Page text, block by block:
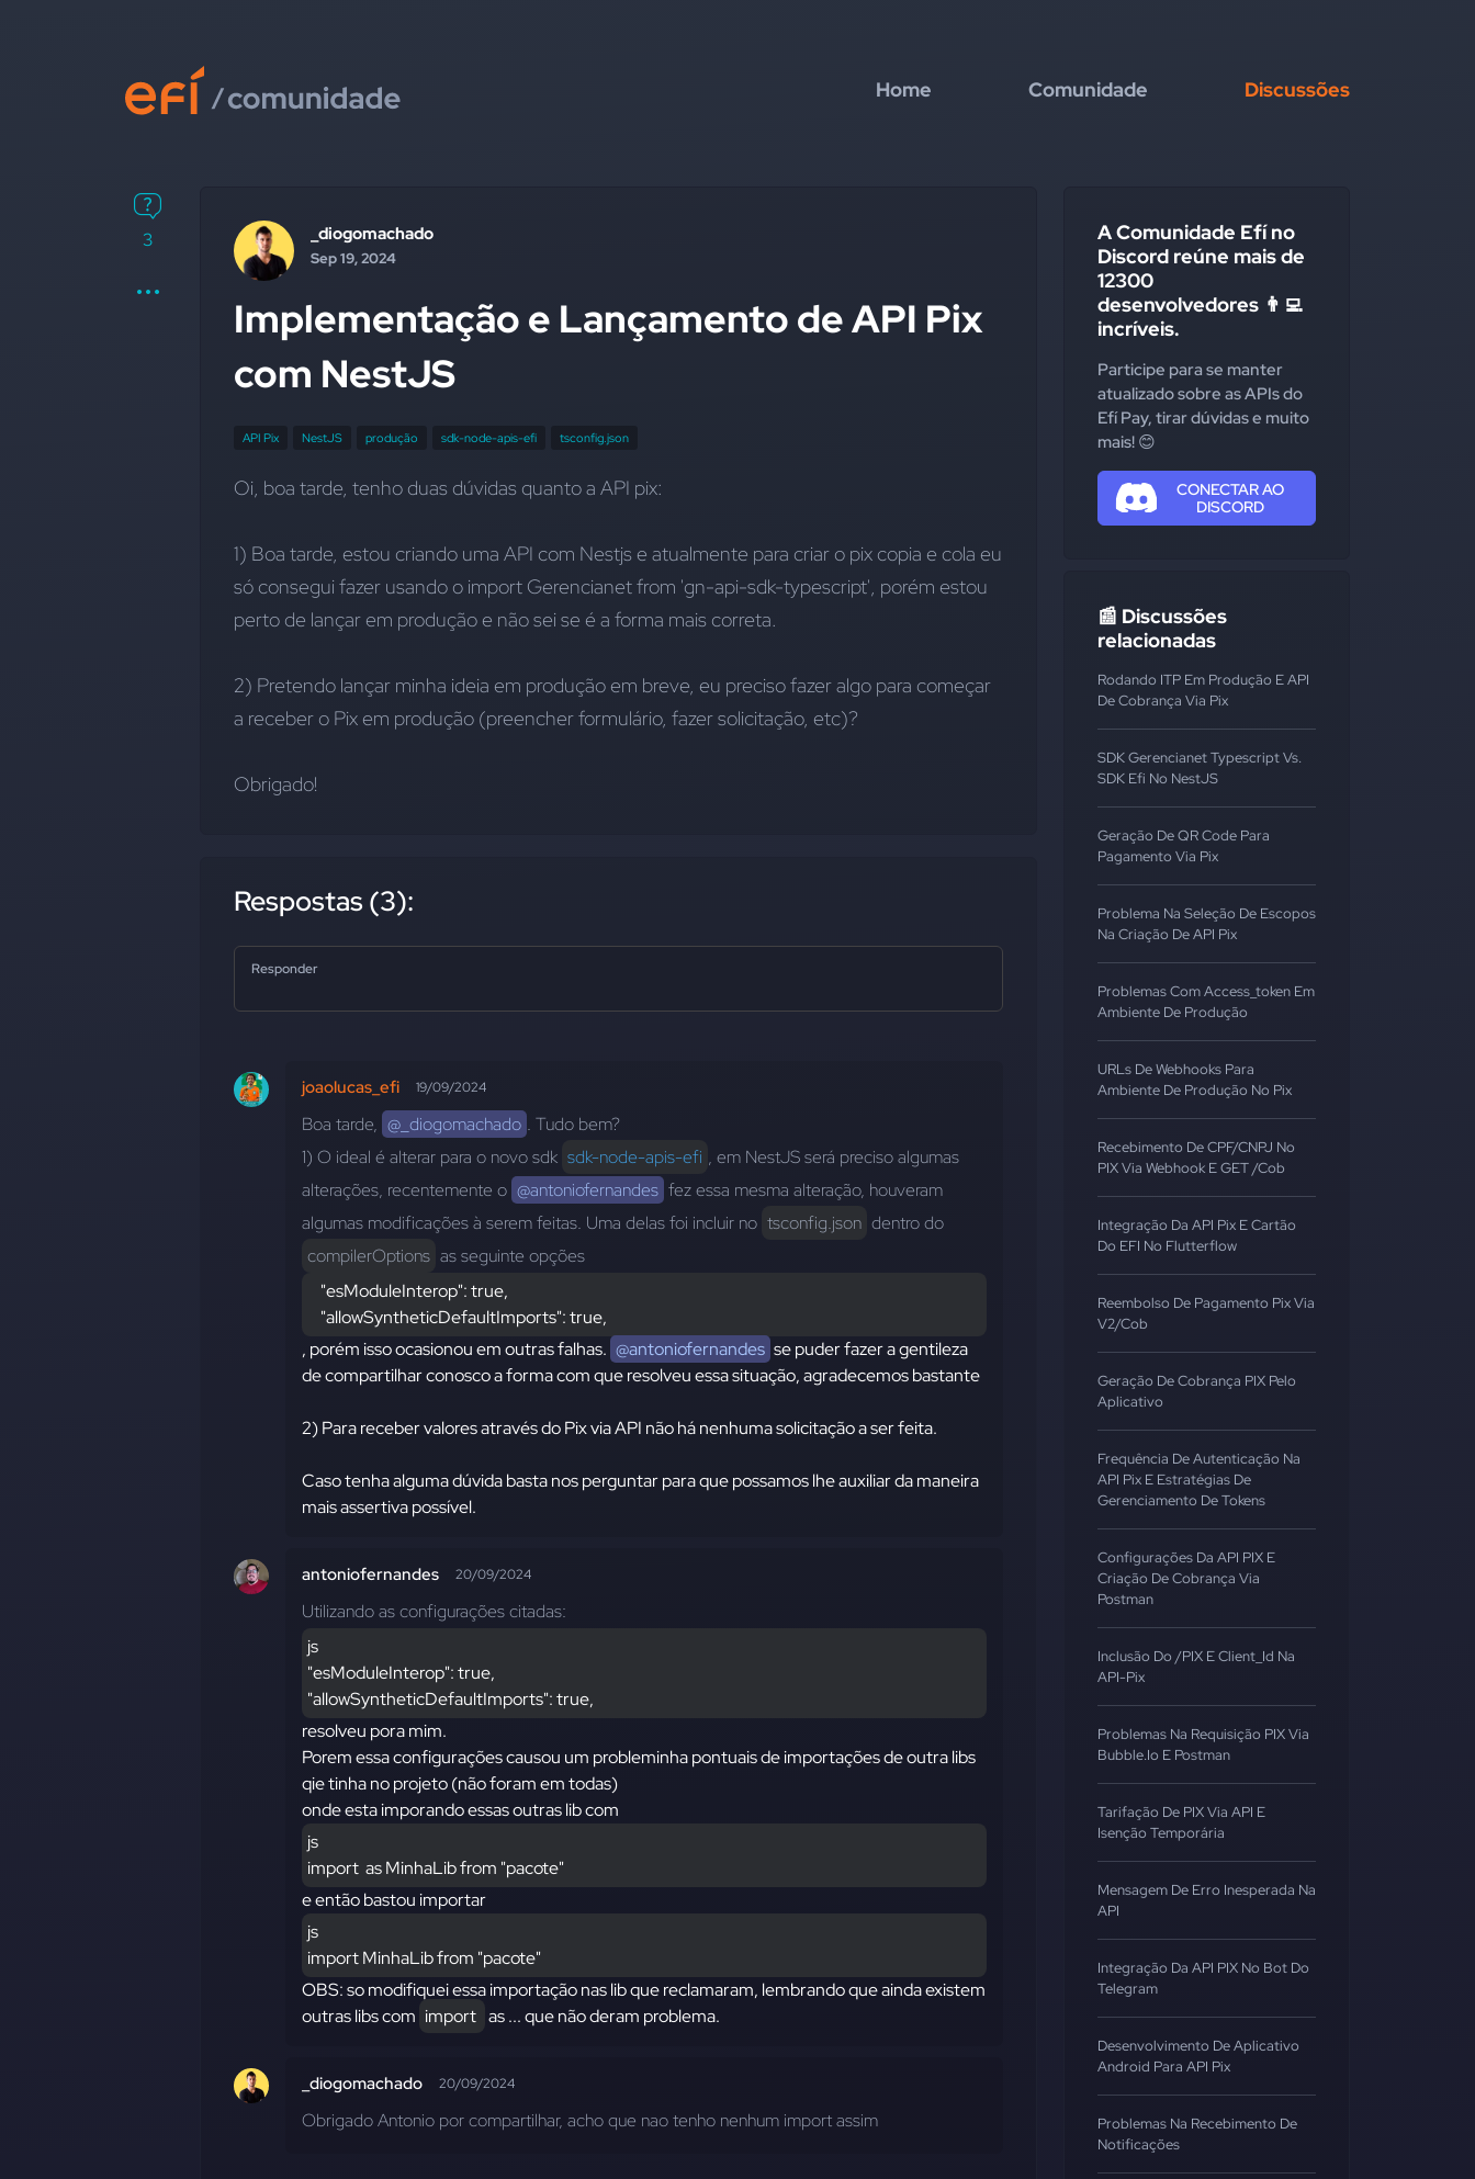
Home Comunidade Discussões
3 _diogomachado
Sep 19, 2024
Implementação e Lançamento de API Pix
com NestJS
API Pix NestJS produção sdk-node-apis-efi tsconfig.json
Oi, boa tarde, tenho duas dúvidas quanto a API pix:
1) Boa tarde, estou criando uma API com Nestjs e atualmente para criar o pix copia e cola eu
só consegui fazer usando o import Gerencianet from 'gn-api-sdk-typescript', porém estou
perto de lançar em produção e não sei se é a forma mais correta.
2) Pretendo lançar minha ideia em produção em breve, eu preciso fazer algo para começar
a receber o Pix em produção (preencher formulário, fazer solicitação, etc)?
Obrigado!
Respostas (3):
Responder
joaolucas_efi 19/09/2024
Boa tarde, @_diogomachado . Tudo bem?
1) O ideal é alterar para o novo sdk sdk-node-apis-efi , em NestJS será preciso algumas
alterações, recentemente o @antoniofernandes fez essa mesma alteração, houveram
algumas modificações à serem feitas. Uma delas foi incluir no tsconfig.json
compilerOptions as seguinte opções
    "esModuleInterop": true,
    "allowSyntheticDefaultImports": true,
, porém isso ocasionou em outras falhas. @antoniofernandes se puder fazer a gentileza
de compartilhar conosco a forma com que resolveu essa situação, agradecemos bastante
2) Para receber valores através do Pix via API não há nenhuma solicitação a ser feita.
Caso tenha alguma dúvida basta nos perguntar para que possamos lhe auxiliar da maneira
mais assertiva possível.
antoniofernandes 20/09/2024
Utilizando as configurações citadas:
js
"esModuleInterop": true,
"allowSyntheticDefaultImports": true,
resolveu pora mim.
Porem essa configurações causou um probleminha pontuais de importações de outra libs
qie tinha no projeto (não foram em todas)
onde esta imporando essas outras lib com
js
import as MinhaLib from "pacote"
e então bastou importar
js
import MinhaLib from "pacote"
OBS: so modifiquei essa importação nas lib que reclamaram, lembrando que ainda existem
outras libs com import as ... que não deram problema.
_diogomachado 20/09/2024
Obrigado Antonio por compartilhar, acho que nao tenho nenhum import assim
A Comunidade Efí no
Discord reúne mais de
12300
desenvolvedores 👨‍💻
incríveis.
Participe para se manter
atualizado sobre as APIs do
Efí Pay, tirar dúvidas e muito
mais! 😊
CONECTAR AO
DISCORD
📰 Discussões
relacionadas
Rodando ITP Em Produção E API
De Cobrança Via Pix
SDK Gerencianet Typescript Vs.
SDK Efi No NestJS
Geração De QR Code Para
Pagamento Via Pix
Problema Na Seleção De Escopos
Na Criação De API Pix
Problemas Com Access_token Em
Ambiente De Produção
URLs De Webhooks Para
Ambiente De Produção No Pix
Recebimento De CPF/CNPJ No
PIX Via Webhook E GET /cob
Integração Da API Pix E Cartão
Do EFI No Flutterflow
Reembolso De Pagamento Pix Via
V2/cob
Geração De Cobrança PIX Pelo
Aplicativo
Frequência De Autenticação Na
API Pix E Estratégias De
Gerenciamento De Tokens
Configurações Da API PIX E
Criação De Cobrança Via
Postman
Inclusão Do /PIX E Client_Id Na
API-Pix
Problemas Na Requisição PIX Via
Bubble.io E Postman
Tarifação De PIX Via API E
Isenção Temporária
Mensagem De Erro Inesperada Na
API
Integração Da API PIX No Bot Do
Telegram
Desenvolvimento De Aplicativo
Android Para API Pix
Problemas Na Recebimento De
Notificações